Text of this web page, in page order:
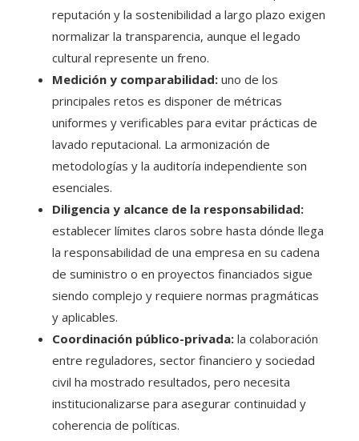
reputación y la sostenibilidad a largo plazo exigen
normalizar la transparencia, aunque el legado
cultural represente un freno.
Medición y comparabilidad: uno de los
principales retos es disponer de métricas
uniformes y verificables para evitar prácticas de
lavado reputacional. La armonización de
metodologías y la auditoría independiente son
esenciales.
Diligencia y alcance de la responsabilidad:
establecer límites claros sobre hasta dónde llega
la responsabilidad de una empresa en su cadena
de suministro o en proyectos financiados sigue
siendo complejo y requiere normas pragmáticas
y aplicables.
Coordinación público-privada: la colaboración
entre reguladores, sector financiero y sociedad
civil ha mostrado resultados, pero necesita
institucionalizarse para asegurar continuidad y
coherencia de políticas.